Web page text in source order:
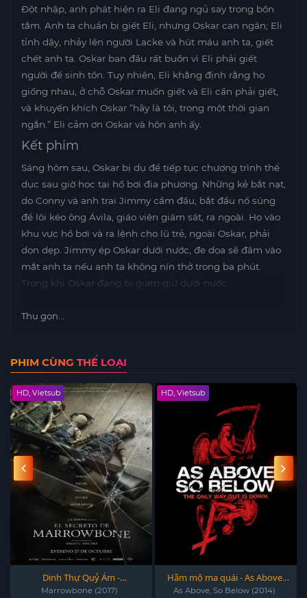
Đột nhập, anh phát hiện ra Eli đang ngủ say trong bồn
tắm. Anh ta chuẩn bị giết Eli, nhưng Oskar can ngăn; Eli
tỉnh dậy, nhảy lên người Lacke và hút máu anh ta, giết
chết anh ta. Oskar ban đầu rất buồn vì Eli phải giết
người để sinh tồn. Tuy nhiên, Eli khẳng định rằng họ
giống nhau, ở chỗ Oskar muốn giết và Eli cần phải giết,
và khuyến khích Oskar “hãy là tôi, trong một thời gian
ngắn.” Eli cảm ơn Oskar và hôn anh ấy.
Kết phim
Sáng hôm sau, Oskar bị dụ để tiếp tục chương trình thể
dục sau giờ học tại hồ bơi địa phương. Những kẻ bắt nạt,
do Conny và anh trai Jimmy cầm đầu, bắt đầu nổ súng
để lôi kéo ông Ávila, giáo viên giám sát, ra ngoài. Họ vào
khu vực hồ bơi và ra lệnh cho lũ trẻ, ngoài Oskar, phải
dọn dẹp. Jimmy ép Oskar dưới nước, đe dọa sẽ đâm vào
mắt anh ta nếu anh ta không nín thở trong ba phút.
Trong khi Oskar đang bị giam giữ dưới nước
Thu gọn...
PHIM CÙNG THỂ LOẠI
HD, Vietsub
Dinh Thự Quỷ Ám -
Marrowbone (2017)
Marrowbone (2017)
HD, Vietsub
Hầm mộ ma quái - As Above,
So Below (2014)
As Above, So Below (2014)